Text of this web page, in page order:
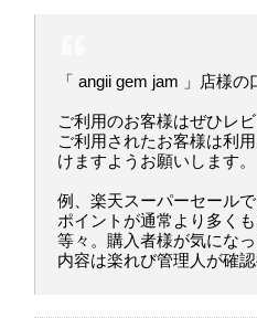
「 angii gem jam 」店様の
ご利用のお客様はぜひレ
ご利用されたお客様は利
けますようお願いします。
例、楽天スーパーセール
ポイントが通常より多く
等々。購入者様が気にな
内容は楽れび管理人が確